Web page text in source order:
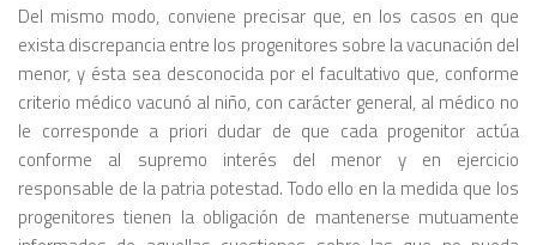
Del mismo modo, conviene precisar que, en los casos en que
exista discrepancia entre los progenitores sobre la vacunación del
menor, y ésta sea desconocida por el facultativo que, conforme
criterio médico vacunó al niño, con carácter general, al médico no
le corresponde a priori dudar de que cada progenitor actúa
conforme al supremo interés del menor y en ejercicio
responsable de la patria potestad. Todo ello en la medida que los
progenitores tienen la obligación de mantenerse mutuamente